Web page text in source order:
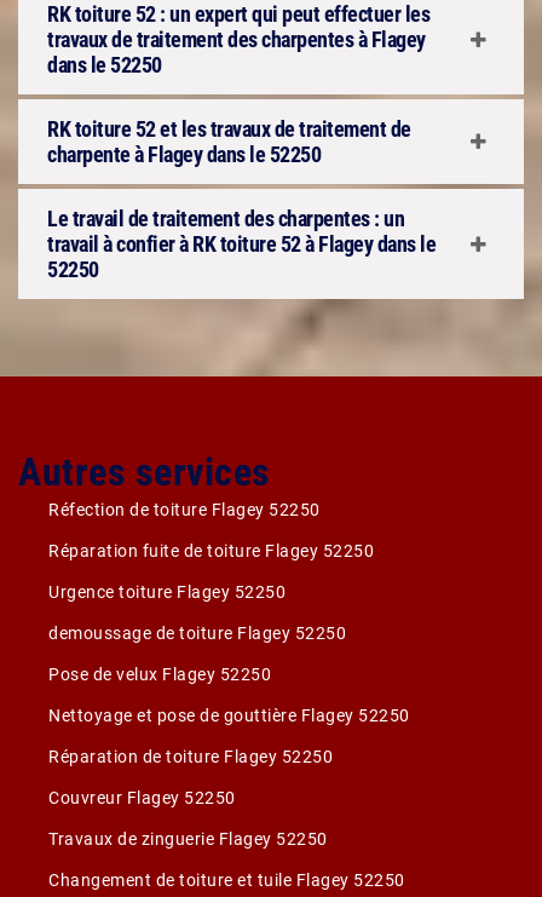
RK toiture 52 : un expert qui peut effectuer les
travaux de traitement des charpentes à Flagey
dans le 52250
RK toiture 52 et les travaux de traitement de
charpente à Flagey dans le 52250
Le travail de traitement des charpentes : un
travail à confier à RK toiture 52 à Flagey dans le
52250
Autres services
Réfection de toiture Flagey 52250
Réparation fuite de toiture Flagey 52250
Urgence toiture Flagey 52250
demoussage de toiture Flagey 52250
Pose de velux Flagey 52250
Nettoyage et pose de gouttière Flagey 52250
Réparation de toiture Flagey 52250
Couvreur Flagey 52250
Travaux de zinguerie Flagey 52250
Changement de toiture et tuile Flagey 52250